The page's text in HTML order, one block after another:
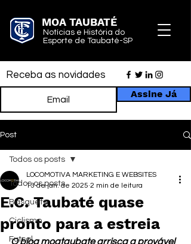
MOA TAUBATÉ
Notícias e História do
Esporte de Taubaté-SP
Receba as novidades
Assine Já
Post
Todos os posts
Basquete
Ciclismo
Futsal
Todos os posts
E.C. Taubaté quase
pronto para a estreia
LOCOMOTIVA MARKETING E WEBSITES
13 de jan. de 2025 2 min de leitura
O blog moataubate arrisca a provável